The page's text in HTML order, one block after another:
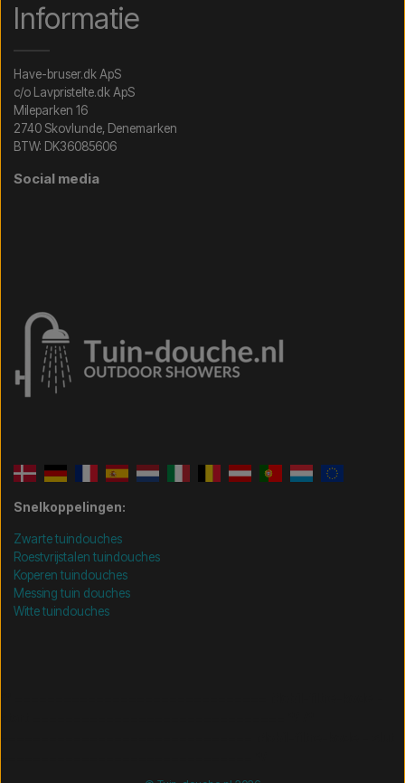
Informatie
Have-bruser.dk ApS
c/o Lavpristelte.dk ApS
Mileparken 16
2740 Skovlunde, Denemarken
BTW: DK36085606
Social media
Snelkoppelingen:
Zwarte tuindouches
Roestvrijstalen tuindouches
Koperen tuindouches
Messing tuin douches
Witte tuindouches